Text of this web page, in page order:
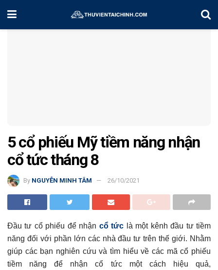
Home Chiến Lược Đầu Tư
5 cổ phiếu Mỹ tiềm năng nhận
cổ tức tháng 8
By NGUYỄN MINH TÂM 26/10/2021
Đầu tư cổ phiếu để nhận cổ tức là một kênh đầu tư tiềm
năng đối với phần lớn các nhà đầu tư trên thế giới. Nhằm
giúp các bạn nghiên cứu và tìm hiểu về các mã cổ phiếu
tiềm năng để nhận cổ tức một cách hiệu quả,